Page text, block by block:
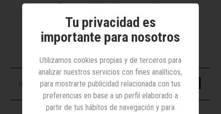
Se trata del primer tratado
internacional jurídicamente vinculante
dedicado a esta materia
06 septiembre 2024
Tu privacidad es
importante para nosotros
Utilizamos cookies propias y de terceros para
analizar nuestros servicios con fines analíticos,
para mostrarte publicidad relacionada con tus
preferencias en base a un perfil elaborado a
partir de tus hábitos de navegación y para